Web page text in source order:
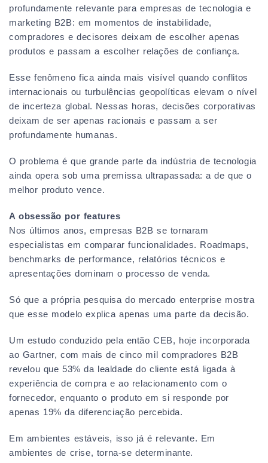
profundamente relevante para empresas de tecnologia e
marketing B2B: em momentos de instabilidade,
compradores e decisores deixam de escolher apenas
produtos e passam a escolher relações de confiança.
Esse fenômeno fica ainda mais visível quando conflitos
internacionais ou turbulências geopolíticas elevam o nível
de incerteza global. Nessas horas, decisões corporativas
deixam de ser apenas racionais e passam a ser
profundamente humanas.
O problema é que grande parte da indústria de tecnologia
ainda opera sob uma premissa ultrapassada: a de que o
melhor produto vence.
A obsessão por features
Nos últimos anos, empresas B2B se tornaram
especialistas em comparar funcionalidades. Roadmaps,
benchmarks de performance, relatórios técnicos e
apresentações dominam o processo de venda.
Só que a própria pesquisa do mercado enterprise mostra
que esse modelo explica apenas uma parte da decisão.
Um estudo conduzido pela então CEB, hoje incorporada
ao Gartner, com mais de cinco mil compradores B2B
revelou que 53% da lealdade do cliente está ligada à
experiência de compra e ao relacionamento com o
fornecedor, enquanto o produto em si responde por
apenas 19% da diferenciação percebida.
Em ambientes estáveis, isso já é relevante. Em
ambientes de crise, torna-se determinante.